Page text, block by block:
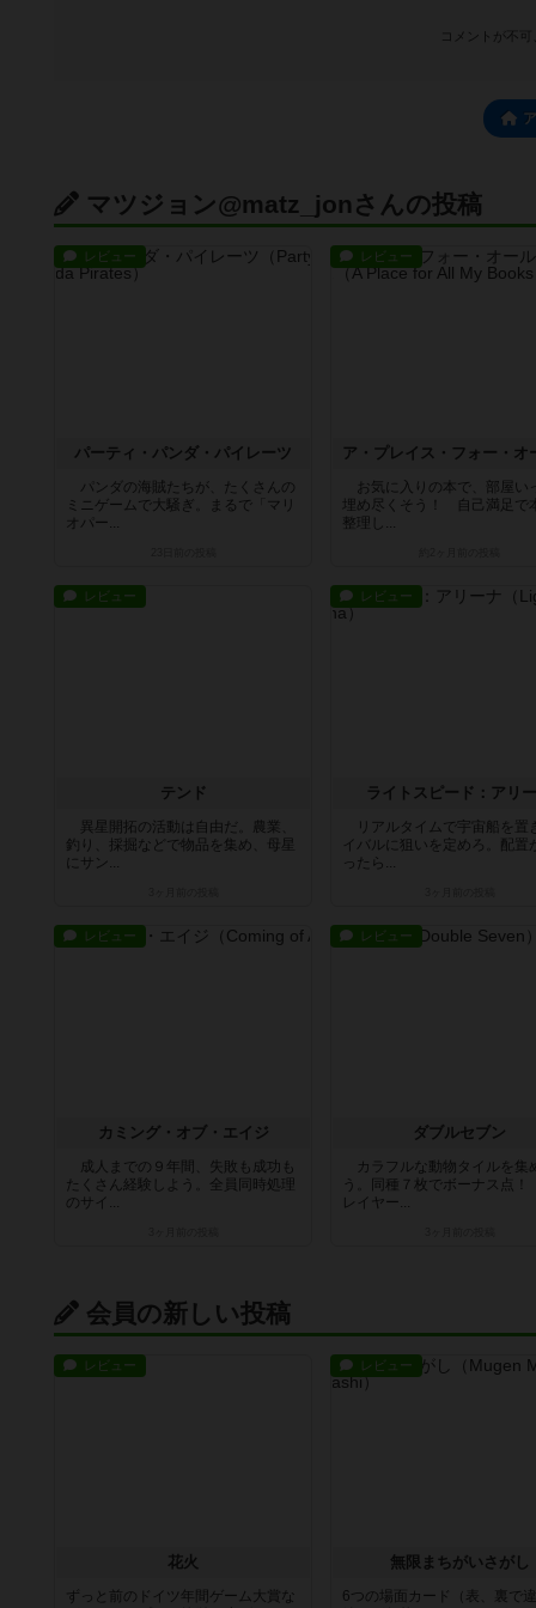
コメントが不
マツジョン@matz_jonさんの投稿
レビュー
パーティ・パンダ・パイレーツ
パンダの海賊たちが、たくさんの
ミニゲームで大騒ぎ。まるで「マリ
オパー...
レビュー
お気に入りの本で、部屋い
埋め尽くそう！ 自己満足で
整理し...
レビュー
テンド
異星開拓の活動は自由だ。農業、
釣り、採掘などで物品を集め、母星
にサン...
レビュー
ライトスピード：アリ
リアルタイムで宇宙船を置
イバルに狙いを定めろ。配置
ったら...
レビュー
カミング・オブ・エイジ
成人までの９年間、失敗も成功も
たくさん経験しよう。全員同時処理
のサイ...
レビュー
ダブルセブン
カラフルな動物タイルを集
う。同種７枚でボーナス点
レイヤー...
会員の新しい投稿
レビュー
花火
ずっと前のドイツ年間ゲーム大賞な
レビュー
無限まちがいさがし
6つの場面カード（表、裏で